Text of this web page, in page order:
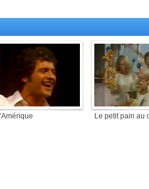
Le petit pain au